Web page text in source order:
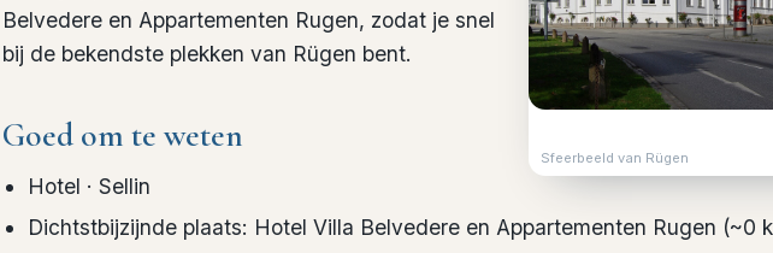
Sfeerbeeld van Rügen
Belvedere en Appartementen Rugen, zodat je snel
bij de bekendste plekken van Rügen bent.
Goed om te weten
Hotel · Sellin
Dichtstbijzijnde plaats: Hotel Villa Belvedere en Appartementen Rugen (~0